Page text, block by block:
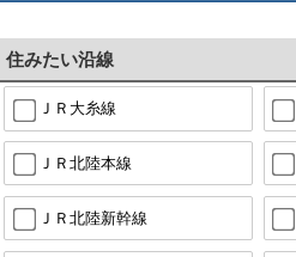
住みたい沿線
ＪＲ大糸線
ＪＲ北陸本線
ＪＲ北陸新幹線